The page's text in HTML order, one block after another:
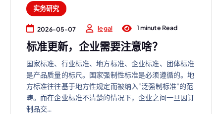
实务研究
2026-05-07 legal 1 minute Read
标准更新，企业需要注意啥？
国家标准、行业标准、地方标准、企业标准、团体标准
是产品质量的标尺。国家强制性标准是必须遵循的。地
方标准往往基于地方性规定而被纳入“泛强制标准”的范
畴。而在企业标准不清楚的情况下，企业之间一旦因订
制品交…